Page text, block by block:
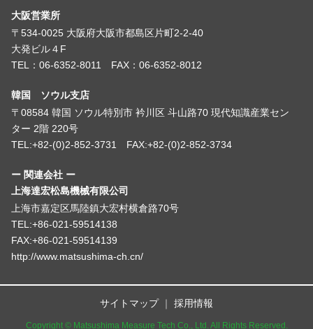
大阪営業所
〒534-0025 大阪府大阪市都島区片町2-2-40
大発ビル４F
TEL：06-6352-8011 FAX：06-6352-8012
韓国 ソウル支店
〒08584 韓国 ソウル特別市 衿川区 斗山路70 現代知識産業セン
ター 2階 220号
TEL:+82-(0)2-852-3731 FAX:+82-(0)2-852-3734
ー 関連会社 ー
上海達宏松島機械有限公司
上海市嘉定区馬陸鎮大宏村横倉路70号
TEL:+86-021-59514138
FAX:+86-021-59514139
http://www.matsushima-ch.cn/
サイトマップ 採用情報
Copyright © Matsushima Measure Tech Co., Ltd. All Rights Reserved.